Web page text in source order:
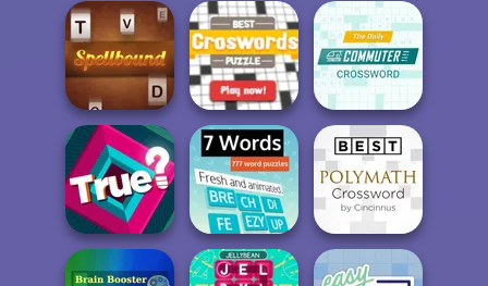
Sheffer
Crossword
Arkadium's Fill
Ins
Best Daily Cryptic
Crossword
Spellbound
Best Crosswords
Puzzle
Daily Commuter
Crossword